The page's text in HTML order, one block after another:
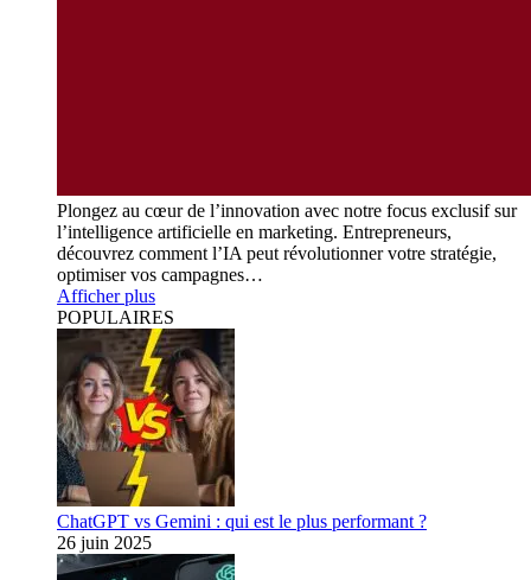
Plongez au cœur de l’innovation avec notre focus exclusif sur
l’intelligence artificielle en marketing. Entrepreneurs,
découvrez comment l’IA peut révolutionner votre stratégie,
optimiser vos campagnes…
Afficher plus
POPULAIRES
ChatGPT vs Gemini : qui est le plus performant ?
26 juin 2025